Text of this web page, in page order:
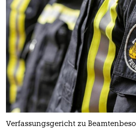
Verfassungsgericht zu